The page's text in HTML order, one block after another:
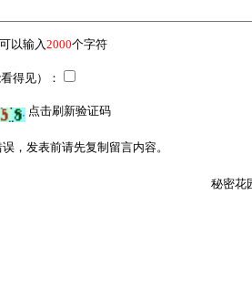
以输入2000个字符
得见）：
点击刷新验证码
，发表前请先复制留言内容。
秘密花